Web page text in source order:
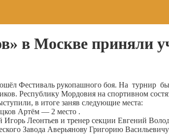
в Москве приняли
Фестиваль рукопашного боя. На турнир
Республику Мордовия на спортивном
в итоге заняв следующие места:
Артём — 2 место .
Игорь Леонтьев и тренер секции Евгений
Завода Аверьянову Григорию